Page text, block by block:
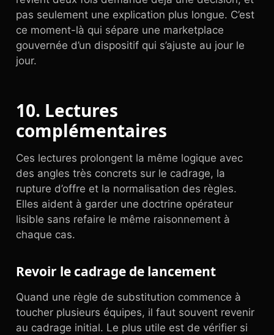
pas seulement une explication plus longue. C’est
ce moment-là qui sépare une marketplace
gouvernée d’un dispositif qui s’ajuste au jour le
jour.
10. Lectures
complémentaires
Ces lectures prolongent la même logique avec
des angles très concrets sur le cadrage, la
rupture d’offre et la normalisation des règles.
Elles aident à garder une doctrine opérateur
lisible sans refaire le même raisonnement à
chaque cas.
Revoir le cadrage de lancement
Quand une règle de substitution commence à
toucher plusieurs équipes, il faut souvent revenir
au cadrage initial. Le plus utile est de vérifier si